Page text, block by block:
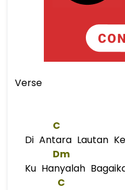
Verse
C
Di Antara Lautan
Dm
Ku Hanyalah
C